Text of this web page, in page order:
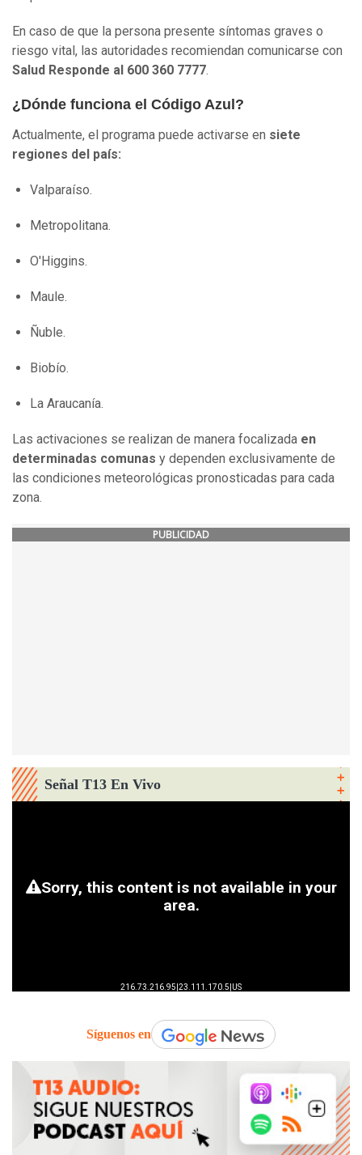
En caso de que la persona presente síntomas graves o
riesgo vital, las autoridades recomiendan comunicarse con
Salud Responde al 600 360 7777.
¿Dónde funciona el Código Azul?
Actualmente, el programa puede activarse en siete
regiones del país:
Valparaíso.
Metropolitana.
O'Higgins.
Maule.
Ñuble.
Biobío.
La Araucanía.
Las activaciones se realizan de manera focalizada en
determinadas comunas y dependen exclusivamente de
las condiciones meteorológicas pronosticadas para cada
zona.
PUBLICIDAD
Señal T13 En Vivo
Síguenos en